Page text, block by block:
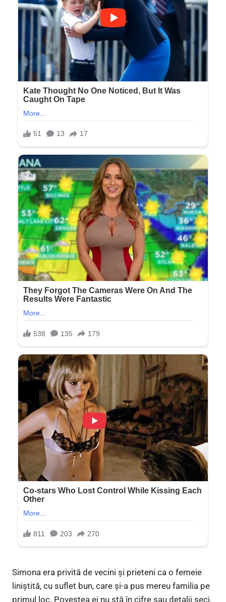
Simona era privită de vecini și prieteni ca o femeie
liniștită, cu suflet bun, care și-a pus mereu familia pe
primul loc. Povestea ei nu stă în cifre sau detalii seci,